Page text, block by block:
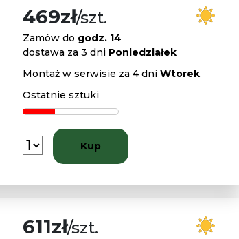
469zł/szt.
Zamów do godz. 14
dostawa za 3 dni Poniedziałek
Montaż w serwisie za 4 dni Wtorek
Ostatnie sztuki
Kup
611zł/szt.